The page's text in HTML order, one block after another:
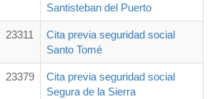
Santisteban del Puerto
23311
Cita previa seguridad social
Santo Tomé
23379
Cita previa seguridad social
Segura de la Sierra